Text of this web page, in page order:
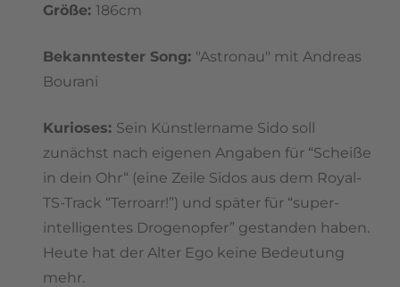
Größe: 186cm
Bekanntester Song: "Astronau" mit Andreas
Bourani
Kurioses: Sein Künstlername Sido soll
zunächst nach eigenen Angaben für “Scheiße
in dein Ohr“ (eine Zeile Sidos aus dem Royal-
TS-Track “Terroarr!”) und später für “super-
intelligentes Drogenopfer” gestanden haben.
Heute hat der Alter Ego keine Bedeutung
mehr.